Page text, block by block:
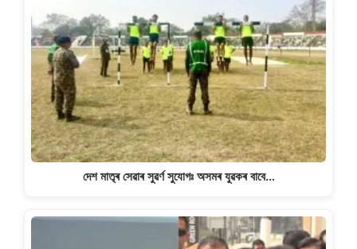
দেশ মাতৃৰ সেৱাৰ সুৱৰ্ণ সুযোগঃ অসমৰ যুৱকৰ বাবে…